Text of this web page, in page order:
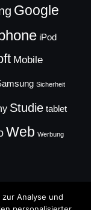
Google
iPod
Mobile
Sicherheit
Studie tablet
Web Werbung
Analyse und